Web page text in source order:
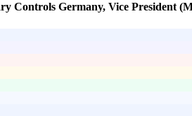
Controls Germany, Vice President